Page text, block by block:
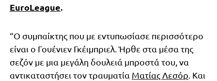
EuroLeague.
“Ο συμπαίκτης που με εντυπωσίασε περισσότερο
είναι ο Γουένιεν Γκέιμπριελ. Ήρθε στα μέσα της
σεζόν με μια μεγάλη δουλειά μπροστά του, να
αντικαταστήσει τον τραυματία Ματίας Λεσόρ . Και